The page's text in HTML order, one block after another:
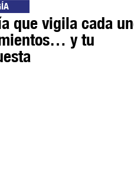
que vigila cada
y tu